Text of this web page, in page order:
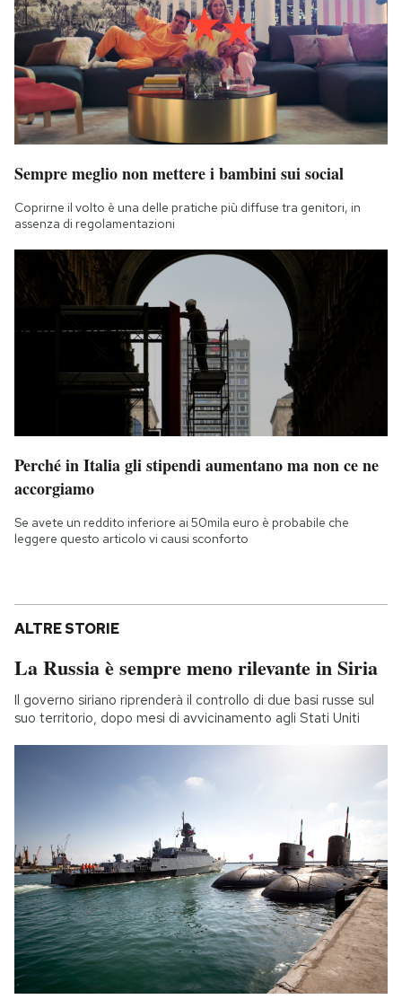
Sempre meglio non mettere i bambini sui social
Coprirne il volto è una delle pratiche più diffuse tra genitori, in
assenza di regolamentazioni
Perché in Italia gli stipendi aumentano ma non ce ne
accorgiamo
Se avete un reddito inferiore ai 50mila euro è probabile che
leggere questo articolo vi causi sconforto
ALTRE STORIE
La Russia è sempre meno rilevante in Siria
Il governo siriano riprenderà il controllo di due basi russe sul
suo territorio, dopo mesi di avvicinamento agli Stati Uniti